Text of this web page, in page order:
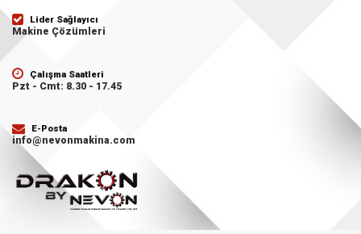
Lider Sağlayıcı
Makine Çözümleri
Çalışma Saatleri
Pzt - Cmt: 8.30 - 17.45
E-Posta
info@nevonmakina.com